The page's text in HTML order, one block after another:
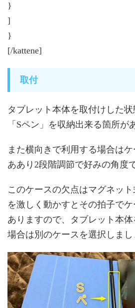
}
]
}
[/kattene]
取付
タブレット本体を取付けした
「Sペン」を収納出来る箇所が
また横向きで利用する場合は
ああり2段階調節で好みの角度
このケースの欠点はマグネッ
を激しく動かすとその拍子で
ありますので、タブレット本
場合は別のケースを選択しまし